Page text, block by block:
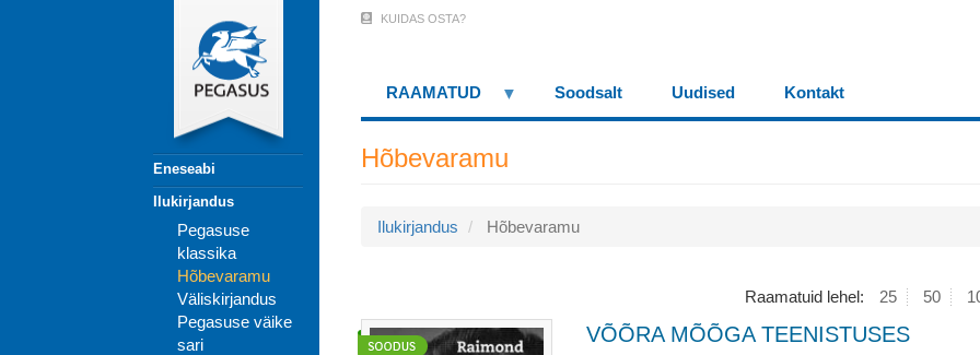
Eneseabi
Ilukirjandus
Pegasuse
klassika
Hõbevaramu
Väliskirjandus
Pegasuse väike
sari
Menu
(logged
KUIDAS OSTA?
RAAMATUD Soodsalt Uudised Kontakt
Hõbevaramu
Ilukirjandus Hõbevaramu
Raamatuid lehel: 25 50
VÕÕRA MÕÕGA TEENISTUSES